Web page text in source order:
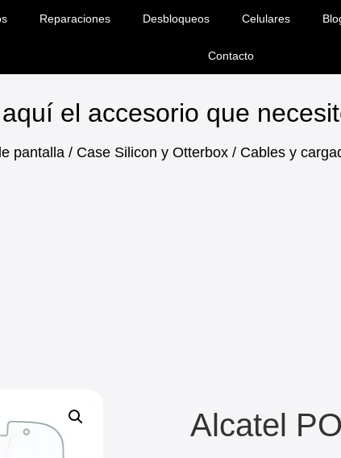
Reparaciones Desbloqueos Celulares
Contacto
el accesorio que
pantalla / Case Silicon y Otterbox / Cables y
Alcatel